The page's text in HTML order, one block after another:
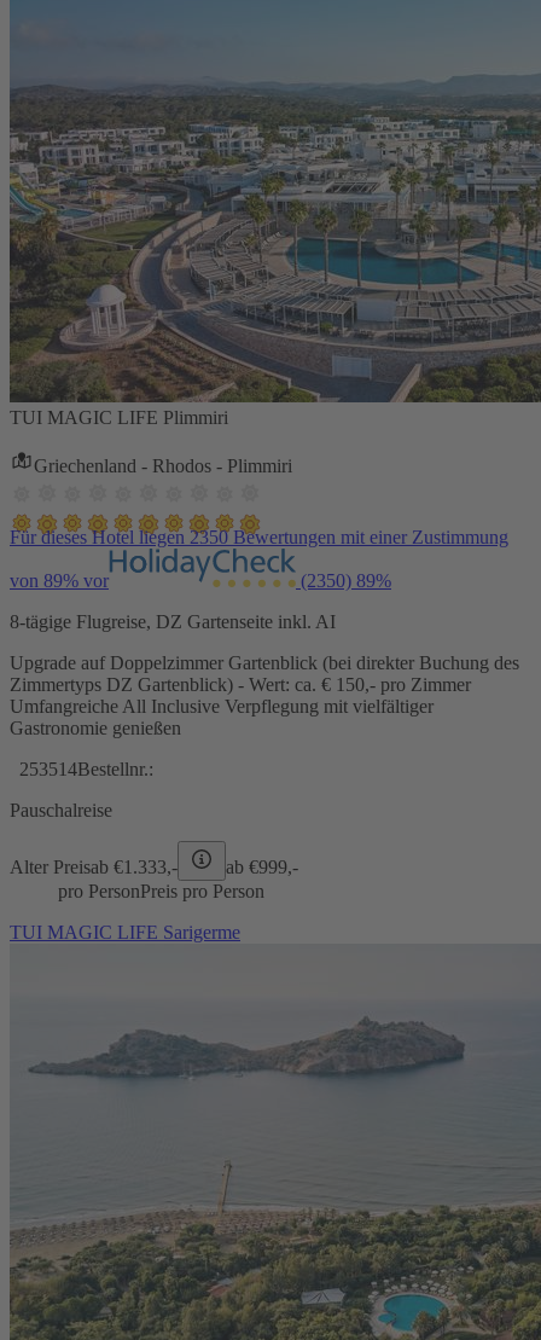
TUI MAGIC LIFE Plimmiri
Griechenland - Rhodos - Plimmiri
Für dieses Hotel liegen 2350 Bewertungen mit einer Zustimmung
von 89% vor (2350) 89%
8-tägige Flugreise, DZ Gartenseite inkl. AI
Upgrade auf Doppelzimmer Gartenblick (bei direkter Buchung des
Zimmertyps DZ Gartenblick) - Wert: ca. € 150,- pro Zimmer
Umfangreiche All Inclusive Verpflegung mit vielfältiger
Gastronomie genießen
253514Bestellnr.:
Pauschalreise
Alter Preisab €1.333,- ab €999,-
pro PersonPreis pro Person
TUI MAGIC LIFE Sarigerme